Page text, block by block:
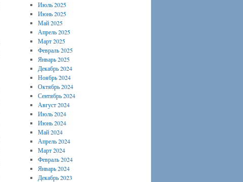
Июль 2025
Июнь 2025
Май 2025
Апрель 2025
Март 2025
Февраль 2025
Январь 2025
Декабрь 2024
Ноябрь 2024
Октябрь 2024
Сентябрь 2024
Август 2024
Июль 2024
Июнь 2024
Май 2024
Апрель 2024
Март 2024
Февраль 2024
Январь 2024
Декабрь 2023